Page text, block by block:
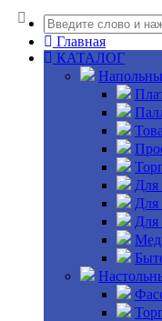
Главная
КАТАЛОГ
Для
Для
Для